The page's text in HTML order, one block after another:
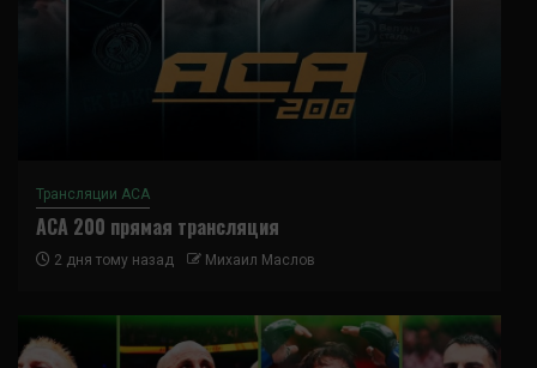
Трансляции ACA
ACA 200 прямая трансляция
2 дня тому назад Михаил Маслов